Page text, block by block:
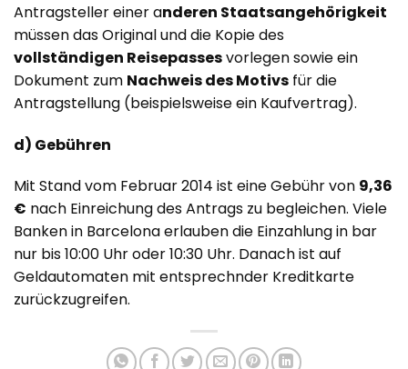
Antragsteller einer anderen Staatsangehörigkeit
müssen das Original und die Kopie des
vollständigen Reisepassesvorlegen sowie ein
Dokument zum Nachweis des Motivs für die
Antragstellung (beispielsweise ein Kaufvertrag).
d) Gebühren
Mit Stand vom Februar 2014 ist eine Gebühr von 9,36
€ nach Einreichung des Antrags zu begleichen. Viele
Banken in Barcelona erlauben die Einzahlung in bar
nur bis 10:00 Uhr oder 10:30 Uhr. Danach ist auf
Geldautomaten mit entsprechnder Kreditkarte
zurückzugreifen.